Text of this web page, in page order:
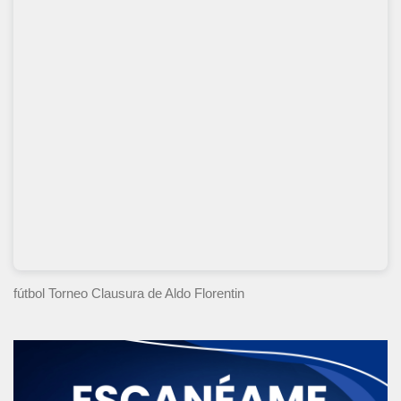
fútbol Torneo Clausura de Aldo Florentin